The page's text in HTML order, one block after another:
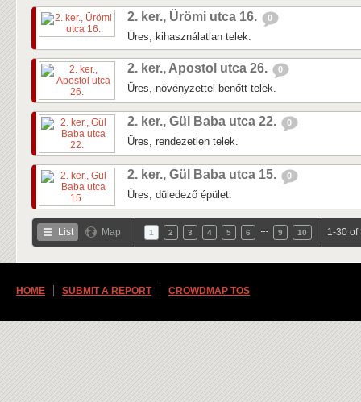
2. ker., Ürömi utca 16. 0
Üres, kihasználatlan telek.
2. ker., Apostol utca 26. 0
Üres, növényzettel benőtt telek.
2. ker., Gül Baba utca 22. 0
Üres, rendezetlen telek.
2. ker., Gül Baba utca 15. 0
Üres, düledező épület.
List Map 1 2 3 4 5 6 9 10 1-30 of
HOME SUBMIT A REPORT CROWDMAP TOS